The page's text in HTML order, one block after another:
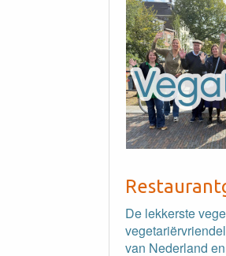
De lekkerste
van Nederland